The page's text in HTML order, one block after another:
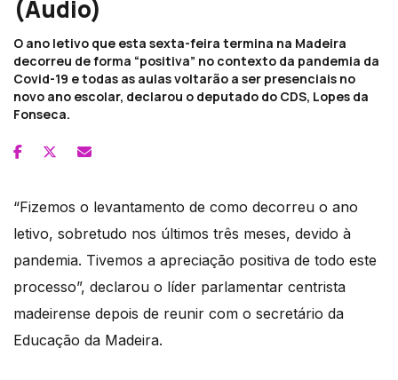
(Áudio)
O ano letivo que esta sexta-feira termina na Madeira
decorreu de forma “positiva” no contexto da pandemia da
Covid-19 e todas as aulas voltarão a ser presenciais no
novo ano escolar, declarou o deputado do CDS, Lopes da
Fonseca.
“Fizemos o levantamento de como decorreu o ano
letivo, sobretudo nos últimos três meses, devido à
pandemia. Tivemos a apreciação positiva de todo este
processo”, declarou o líder parlamentar centrista
madeirense depois de reunir com o secretário da
Educação da Madeira.